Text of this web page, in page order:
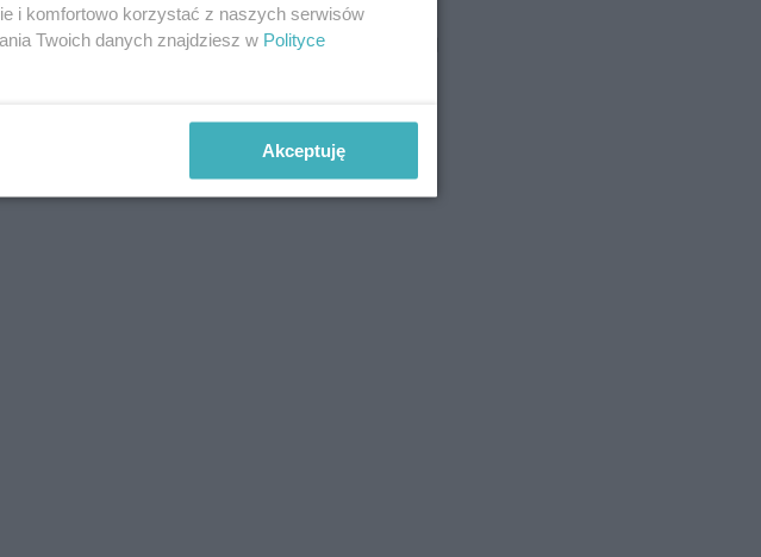
i komfortowo korzystać z naszych serwisów
Twoich danych znajdziesz w Polityce
Akceptuję